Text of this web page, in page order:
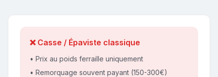
❌ Casse / Épaviste classique
• Prix au poids ferraille uniquement
• Remorquage souvent payant (150-300€)